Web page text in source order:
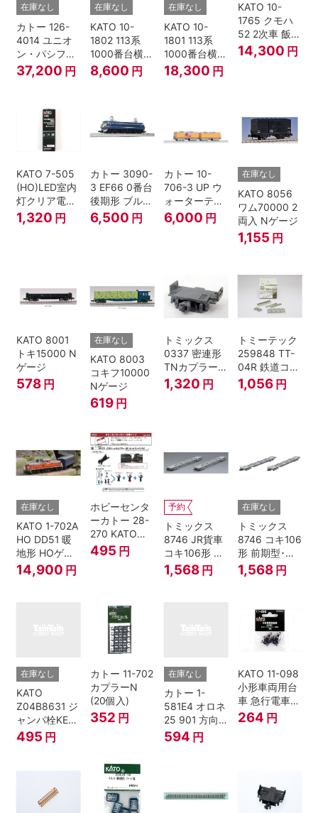
在庫なし
カトー 126-
4014 ユニオ
ン・パシフィ
ック鉄道 ビッ
グボーイ＃
37,200 円
在庫なし
KATO 10-
1802 113系
1000番台横須
賀・総武快速
線 増結4両セ
8,600 円
在庫なし
KATO 10-
1801 113系
1000番台横須
賀・総武快速
線 基本7両セ
18,300 円
KATO 10-
1765 クモハ
52 2次車 飯田
線 4両セット
Nゲージ
14,300 円
KATO 7-505
(HO)LED室内
灯クリア電球
色
1,320 円
カトー 3090-
3 EF66 0番台
後期形 ブルー
トレイン牽引
機
6,500 円
カトー 10-
706-3 UP ウ
ォーターテン
ダー 2両入
6,000 円
在庫なし
KATO 8056
ワム70000 2
両入 Nゲージ
1,155 円
KATO 8001
トキ15000 N
ゲージ
578 円
在庫なし
KATO 8003
コキフ10000
Nゲージ
619 円
トミックス
0337 密連形
TNカプラー
(6個入・SPタ
イプ)
1,320 円
トミーテック
259848 TT-
04R 鉄道コレ
クション
1,056 円
在庫なし
KATO 1-702A
HO DD51 暖
地形 HOゲー
ジ
14,900 円
ホビーセンタ
ーカトー 28-
270 KATOナ
ックルカプラ
ー 黒 センタ
495 円
予約
トミックス
8746 JR貨車
コキ106形 前
期型･新塗装･
コンテナな
1,568 円
在庫なし
トミックス
8746 コキ106
形 前期型･新
塗装･コンテ
ナなし･2両セ
1,568 円
在庫なし
KATO
Z04B8631 ジ
ャンパ栓KE76
濃青 ランナー
495 円
カトー 11-702
カプラーN
(20個入)
352 円
在庫なし
カトー 1-
581E4 オロネ
25 901 方向
幕 4両分
594 円
KATO 11-098
小形車両用台
車 急行電車1
Bトレインシ
ョーティー 対
264 円